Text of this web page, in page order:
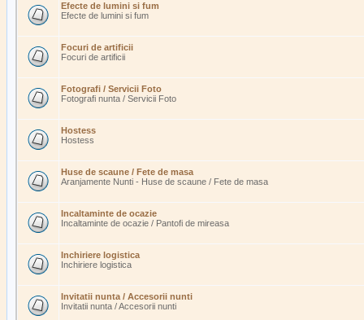
Efecte de lumini si fum
Efecte de lumini si fum
Focuri de artificii
Focuri de artificii
Fotografi / Servicii Foto
Fotografi nunta / Servicii Foto
Hostess
Hostess
Huse de scaune / Fete de masa
Aranjamente Nunti - Huse de scaune / Fete de masa
Incaltaminte de ocazie
Incaltaminte de ocazie / Pantofi de mireasa
Inchiriere logistica
Inchiriere logistica
Invitatii nunta / Accesorii nunti
Invitatii nunta / Accesorii nunti